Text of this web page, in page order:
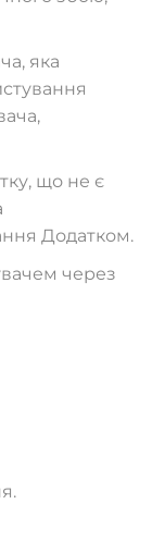
яка
що не є
Додатком.
через